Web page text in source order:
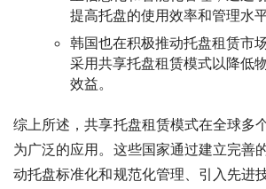
提高托盘的使用效率和管理水平
韩国也在积极推动托盘租赁市
采用共享托盘租赁模式以降低
效益。
综上所述，共享托盘租赁模式在全球多
为广泛的应用。这些国家通过建立完善
动托盘标准化和规范化管理、引入先进